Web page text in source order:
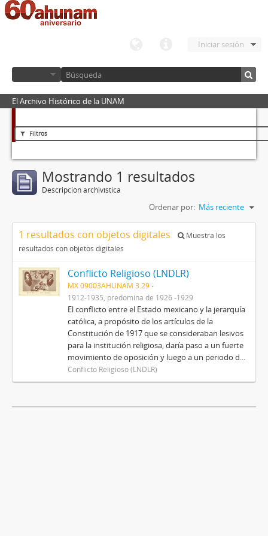
Iniciar sesión
El Archivo Histórico de la UNAM
Filtros
Mostrando 1 resultados
Descripción archivística
Ordenar por: Más reciente
1 resultados con objetos digitales
Muestra los
resultados con objetos digitales
Conflicto Religioso (LNDLR)
MX 09003AHUNAM 3.29
1912-1935, predomina de 1926 -1929
El conflicto entre el Estado mexicano y la jerarquía
católica, a propósito de los artículos de la
Constitución de 1917 que se consideraban lesivos
para la institución religiosa, daría paso a un fuerte
movimiento de oposición y luego a un periodo d...
Conflicto Religioso (LNDLR)